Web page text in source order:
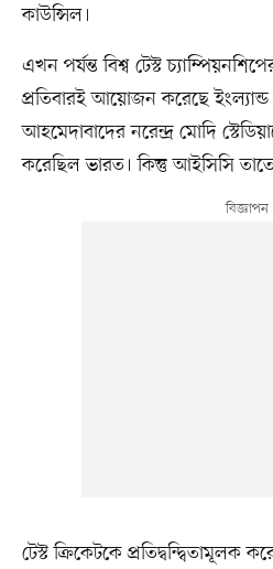
কাউন্সিল।
এখন পর্যন্ত বিশ্ব টেস্ট
প্রতিবারই আয়োজন করেছে
আহমেদাবাদের নরেন্দ্র মোদি
করেছিল ভারত। কিন্তু আইসিসি
টেস্ট ক্রিকেটকে প্রতিদ্বন্দ্বিতামূলক